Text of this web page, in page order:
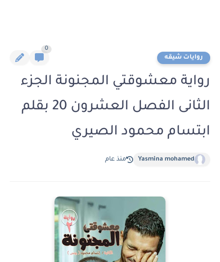
روايات شيقه
0
رواية معشوقتي المجنونة الجزء
الثانى الفصل العشرون 20 بقلم
ابتسام محمود الصيري
Yasmina mohamed منذ عام